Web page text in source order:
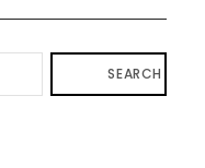
SEARCH